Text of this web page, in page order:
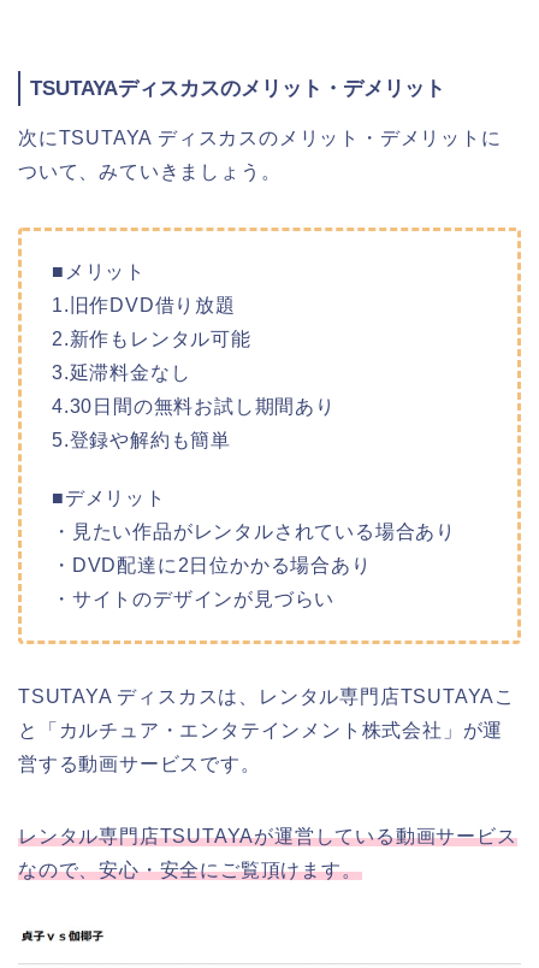
TSUTAYAディスカスのメリット・デメリット
次にTSUTAYA ディスカスのメリット・デメリットに
ついて、みていきましょう。
■メリット
1.旧作DVD借り放題
2.新作もレンタル可能
3.延滞料金なし
4.30日間の無料お試し期間あり
5.登録や解約も簡単
■デメリット
・見たい作品がレンタルされている場合あり
・DVD配達に2日位かかる場合あり
・サイトのデザインが見づらい
TSUTAYA ディスカスは、レンタル専門店TSUTAYAこ
と「カルチュア・エンタテインメント株式会社」が運
営する動画サービスです。
レンタル専門店TSUTAYAが運営している動画サービス
なので、安心・安全にご覧頂けます。